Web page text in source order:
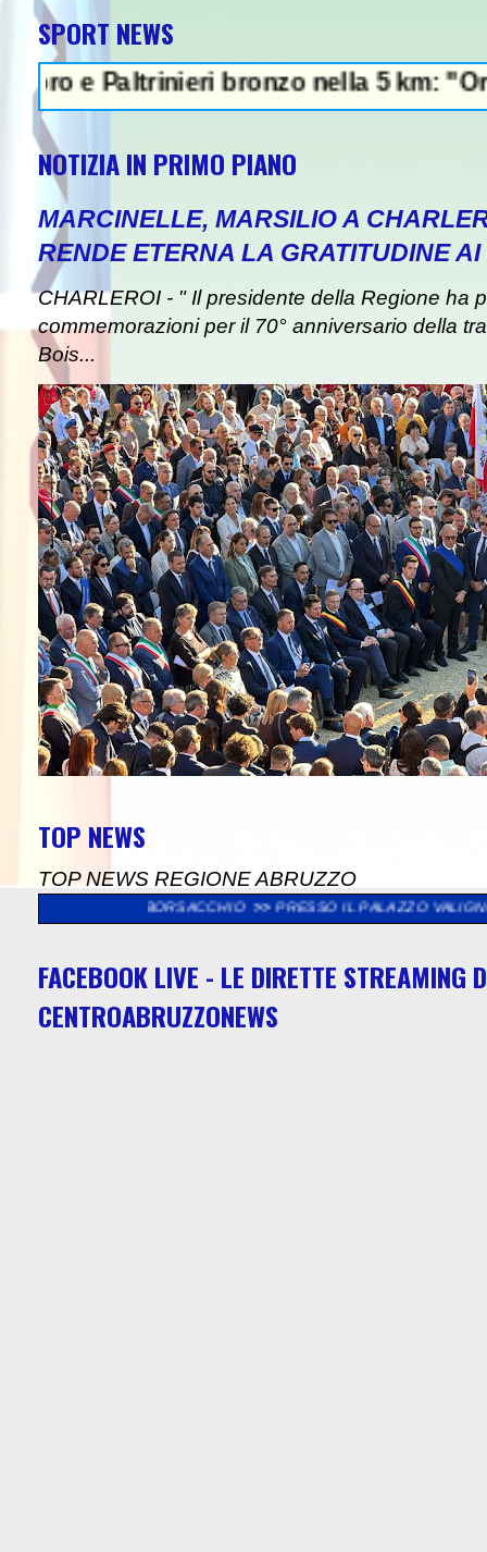
SPORT NEWS
bronzo nella 5 km: "Ora ci
NOTIZIA IN PRIMO PIANO
MARCINELLE, MARSILIO A
RENDE ETERNA LA GRATITUDINE
CHARLEROI - " Il presidente della Regione ha
commemorazioni per il 70° anniversario della
Bois...
TOP NEWS
TOP NEWS REGIONE ABRUZZO
PRESSO IL PALAZZO VALIGNANI DI
FACEBOOK LIVE - LE DIRETTE STREAMING
CENTROABRUZZONEWS